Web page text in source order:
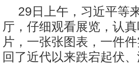
29日上午，习近平等
厅，仔细观看展览，认
片，一张张图表，一件
回了近代以来跌宕起伏